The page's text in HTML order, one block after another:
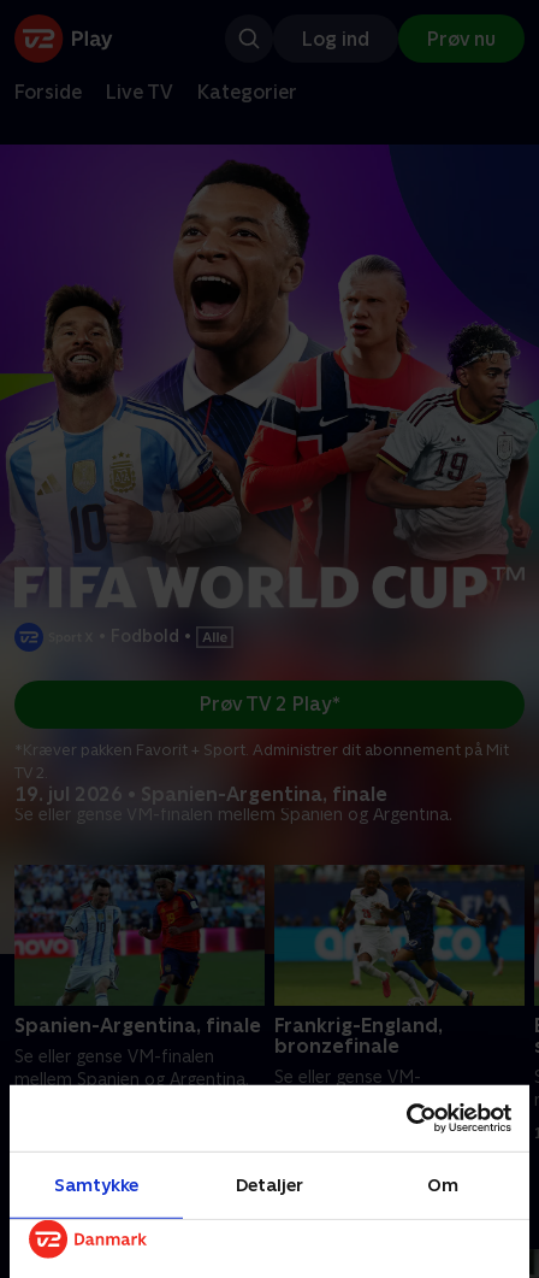
Samtykke Detaljer Om
Log ind Prøv nu
Forside Live TV Kategorier
Fodbold •
19. jul 2026 • Spanien-Argentina, finale
Se eller gense VM-finalen mellem Spanien og Argentina.
Prøv TV 2 Play*
*Kræver pakken Favorit + Sport. Administrer dit abonnement på Mit
TV 2.
Spanien-Argentina, finale
Se eller gense VM-finalen
mellem Spanien og Argentina.
Frankrig-England,
bronzefinale
Se eller gense VM-
bronzekampen mellem Frankrig
18. juli 2026 • 112 min
Andre så også